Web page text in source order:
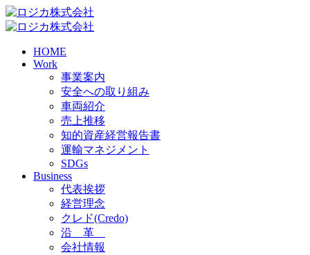
HOME
Work
事業案内
安全への取り組み
車両紹介
売上推移
知的資産経営報告書
運輸マネジメント
SDGs
Business
代表挨拶
経営理念
クレド(Credo)
沿 革
会社情報